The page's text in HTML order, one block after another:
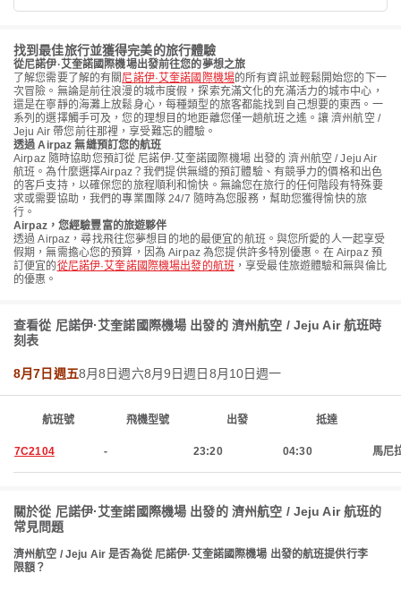
找到最佳旅行並獲得完美的旅行體驗
從尼諾伊·艾奎諾國際機場出發前往您的夢想之旅
了解您需要了解的有關尼諾伊·艾奎諾國際機場的所有資訊並輕鬆開始您的下一
次冒險。無論是前往浪漫的城市度假，探索充滿文化的充滿活力的城市中心，
還是在寧靜的海灘上放鬆身心，每種類型的旅客都能找到自己想要的東西。一
系列的選擇觸手可及，您的理想目的地距離您僅一趟航班之遙。讓 濟州航空 /
Jeju Air 帶您前往那裡，享受難忘的體驗。
透過 Airpaz 無縫預訂您的航班
Airpaz 隨時協助您預訂從 尼諾伊·艾奎諾國際機場 出發的 濟州航空 / Jeju Air
航班。為什麼選擇Airpaz？我們提供無縫的預訂體驗、有競爭力的價格和出色
的客戶支持，以確保您的旅程順利和愉快。無論您在旅行的任何階段有特殊要
求或需要協助，我們的專業團隊 24/7 隨時為您服務，幫助您獲得愉快的旅
行。
Airpaz，您經驗豐富的旅遊夥伴
透過 Airpaz，尋找飛往您夢想目的地的最便宜的航班。與您所愛的人一起享受
假期，無需擔心您的預算，因為 Airpaz 為您提供許多特別優惠。在 Airpaz 預
訂便宜的從尼諾伊·艾奎諾國際機場出發的航班 ，享受最佳旅遊體驗和無與倫比
的優惠。
查看從 尼諾伊·艾奎諾國際機場 出發的 濟州航空 / Jeju Air 航班時
刻表
8月7日週五8月8日週六8月9日週日 8月10日週一
航班號 飛機型號 出發 抵達
7C2104 - 23:20 04:30 馬尼
關於從 尼諾伊·艾奎諾國際機場 出發的 濟州航空 / Jeju Air 航班的
常見問題
濟州航空 / Jeju Air 是否為從 尼諾伊·艾奎諾國際機場 出發的航班提供行李
限額？